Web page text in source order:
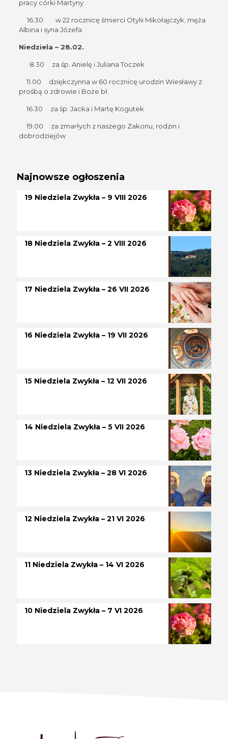
pracy córki Martyny
16.30
w 22 rocznicę śmierci Otylii Mikołajczyk, męża
Albina i syna Józefa
Niedziela – 28.02.
8.30 za śp. Anielę i Juliana Toczek
11.00 dziękczynna w 60 rocznicę urodzin Wiesławy z
prośbą o zdrowie i Boże bł.
16.30 za śp. Jacka i Martę Kogutek
19.00 za zmarłych z naszego Zakonu, rodzin i
dobrodziejów
Najnowsze ogłoszenia
19 Niedziela Zwykła – 9 VIII 2026
18 Niedziela Zwykła – 2 VIII 2026
17 Niedziela Zwykła – 26 VII 2026
16 Niedziela Zwykła – 19 VII 2026
15 Niedziela Zwykła – 12 VII 2026
14 Niedziela Zwykła – 5 VII 2026
13 Niedziela Zwykła – 28 VI 2026
12 Niedziela Zwykła – 21 VI 2026
11 Niedziela Zwykła – 14 VI 2026
10 Niedziela Zwykła – 7 VI 2026